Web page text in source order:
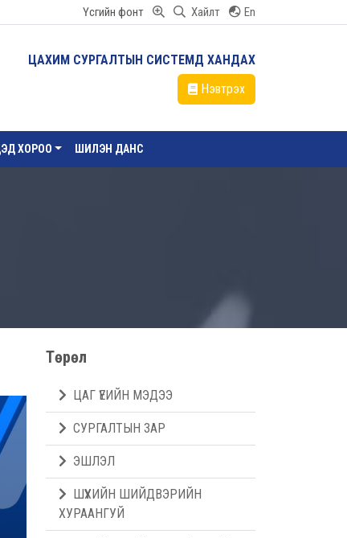
Үсгийн фонт Хайлт En
ЦАХИМ СУРГАЛТЫН СИСТЕМД ХАНДАХ
Нэвтрэх
ХОРОО ШИЛЭН ДАНС
Төрөл
ЦАГ ҮЕИЙН МЭДЭЭ
СУРГАЛТЫН ЗАР
ЭШЛЭЛ
ШҮҮХИЙН ШИЙДВЭРИЙН
ХУРААНГУЙ